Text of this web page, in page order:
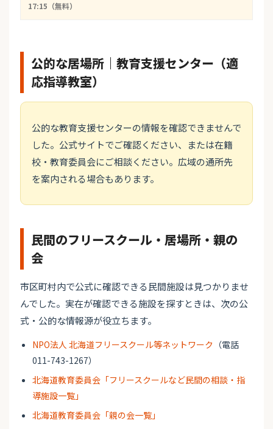
17:15（無料）
公的な居場所｜教育支援センター（適
応指導教室）
公的な教育支援センターの情報を確認できませんで
した。公式サイトでご確認ください、または在籍
校・教育委員会にご相談ください。広域の通所先
を案内される場合もあります。
民間のフリースクール・居場所・親の
会
市区町村内で公式に確認できる民間施設は見つかりませ
んでした。実在が確認できる施設を探すときは、次の公
式・公的な情報源が役立ちます。
NPO法人 北海道フリースクール等ネットワーク （電話
011-743-1267）
北海道教育委員会「フリースクールなど民間の相談・指
導施設一覧」
北海道教育委員会「親の会一覧」